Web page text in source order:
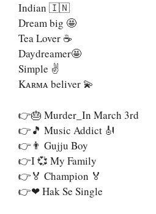
Indian 🇮🇳
Dream big 🤩
Tea Lover ☕
Daydreamer🤩
Simple ✌️
Kᴀʀᴍᴀ beliver 💫
👉🎂 Murder_In March 3rd
👉🎵 Music Addict 🎻
👉👨 Gujju Boy
👉I 💞 My Family
👉🏅 Champion 🏅
👉❤ Hak Se Single